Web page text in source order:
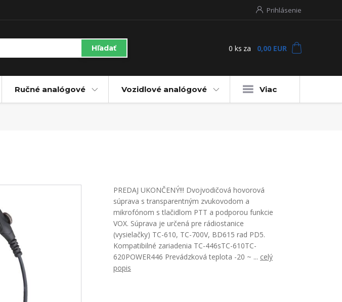
Prihlásenie
Hľadať 0 ks za 0,00 EUR
Ručné analógové Vozidlové analógové Viac
PREDAJ UKONČENÝ!!! Dvojvodičová hovorová
súprava s transparentným zvukovodom a
mikrofónom s tlačidlom PTT a podporou funkcie
VOX. Súprava je určená pre rádiostanice
(vysielačky) TC-610, TC-700V, BD615 rad PD5.
Kompatibilné zariadenia TC-446sTC-610TC-
620POWER446 Prevádzková teplota -20 ~ ... celý
popis